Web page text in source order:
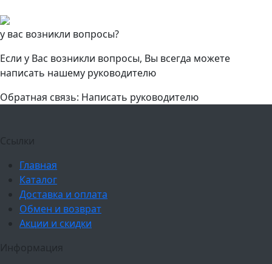
у вас возникли вопросы?
Если у Вас возникли вопросы, Вы всегда можете
написать нашему руководителю
Обратная связь: Написать руководителю
Ссылки
Главная
Каталог
Доставка и оплата
Обмен и возврат
Акции и скидки
Информация